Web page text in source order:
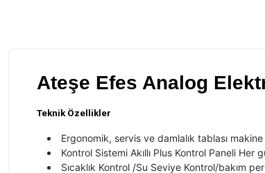
Ateşe Efes Analog
Teknik Özellikler
Ergonomik, servis ve damlalık tablası
Kontrol Sistemi Akıllı Plus Kontrol Paneli Her g
Sıcaklık Kontrol /Su Seviye Kontrol/bakım